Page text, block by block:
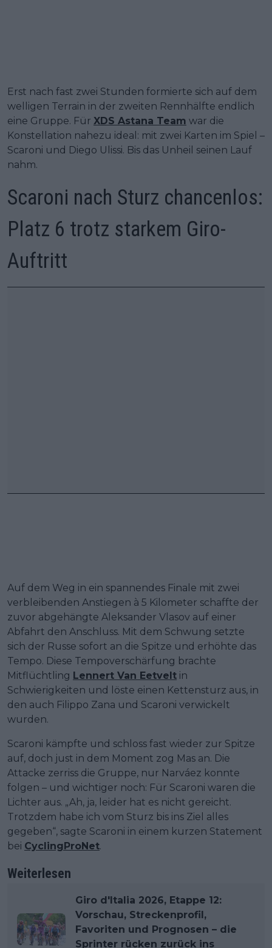
Erst nach fast zwei Stunden formierte sich auf dem
welligen Terrain in der zweiten Rennhälfte endlich
eine Gruppe. Für XDS Astana Team war die
Konstellation nahezu ideal: mit zwei Karten im Spiel –
Scaroni und Diego Ulissi. Bis das Unheil seinen Lauf
nahm.
Scaroni nach Sturz chancenlos:
Platz 6 trotz starkem Giro-
Auftritt
Auf dem Weg in ein spannendes Finale mit zwei
verbleibenden Anstiegen à 5 Kilometer schaffte der
zuvor abgehängte Aleksander Vlasov auf einer
Abfahrt den Anschluss. Mit dem Schwung setzte
sich der Russe sofort an die Spitze und erhöhte das
Tempo. Diese Tempoverschärfung brachte
Mitflüchtling Lennert Van Eetvelt in
Schwierigkeiten und löste einen Kettensturz aus, in
den auch Filippo Zana und Scaroni verwickelt
wurden.
Scaroni kämpfte und schloss fast wieder zur Spitze
auf, doch just in dem Moment zog Mas an. Die
Attacke zerriss die Gruppe, nur Narváez konnte
folgen – und wichtiger noch: Für Scaroni waren die
Lichter aus. „Ah, ja, leider hat es nicht gereicht.
Trotzdem habe ich vom Sturz bis ins Ziel alles
gegeben“, sagte Scaroni in einem kurzen Statement
bei CyclingProNet.
Weiterlesen
Giro d'Italia 2026, Etappe 12:
Vorschau, Streckenprofil,
Favoriten und Prognosen – die
Sprinter rücken zurück ins